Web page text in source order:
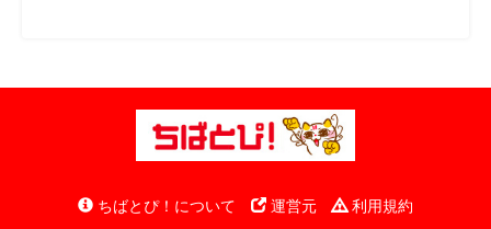
ちばとぴ！について 運営元
利用規約